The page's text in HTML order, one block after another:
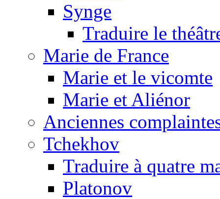
Synge
Traduire le
Marie de France
Marie et le vicomte
Marie et Aliénor
Anciennes
Tchekhov
Traduire à quatre
Platonov